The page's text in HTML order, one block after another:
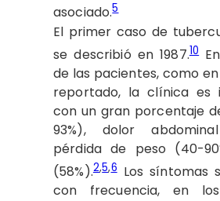
asociado.5
El primer caso de
se describió en 1987.10
de las pacientes, como
reportado, la clínica es
con un gran porcentaje
93%), dolor
pérdida de peso (40-
(58%).2,5,6Los síntomas
con frecuencia, en